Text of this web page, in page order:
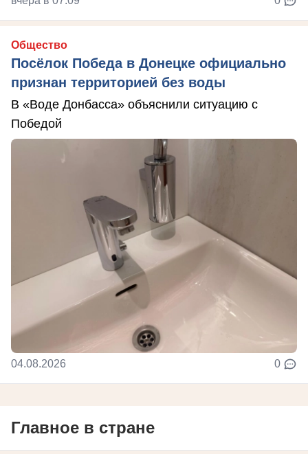
Общество
Посёлок Победа в Донецке официально
признан территорией без воды
В «Воде Донбасса» объяснили ситуацию с
Победой
04.08.2026 0
Главное в стране